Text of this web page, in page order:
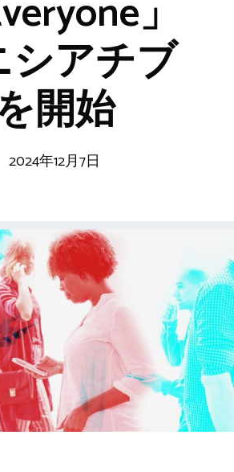
」
シアチブ
開始
2024年12月7日